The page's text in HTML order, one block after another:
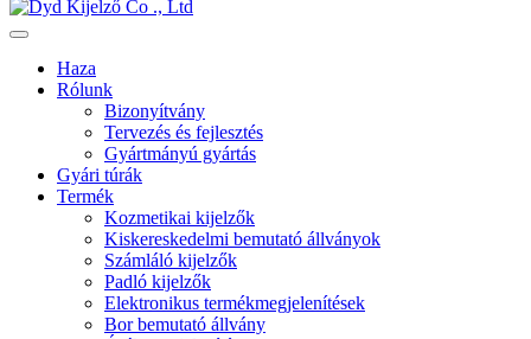
Haza
Rólunk
Bizonyítvány
Tervezés és fejlesztés
Gyártmányú gyártás
Gyári túrák
Termék
Kozmetikai kijelzők
Kiskereskedelmi bemutató állványok
Számláló kijelzők
Padló kijelzők
Elektronikus termékmegjelenítések
Bor bemutató állvány